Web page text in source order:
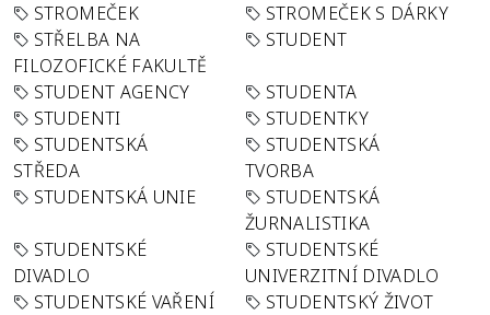
STROMEČEK
STROMEČEK S DÁRKY
STŘELBA NA
FILOZOFICKÉ FAKULTĚ
STUDENT
STUDENT AGENCY
STUDENTA
STUDENTI
STUDENTKY
STUDENTSKÁ
STŘEDA
STUDENTSKÁ
TVORBA
STUDENTSKÁ UNIE
STUDENTSKÁ
ŽURNALISTIKA
STUDENTSKÉ
DIVADLO
STUDENTSKÉ
UNIVERZITNÍ DIVADLO
STUDENTSKÉ VAŘENÍ
STUDENTSKÝ ŽIVOT